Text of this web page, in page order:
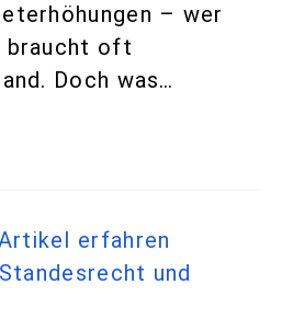
– wer
braucht oft
Doch was…